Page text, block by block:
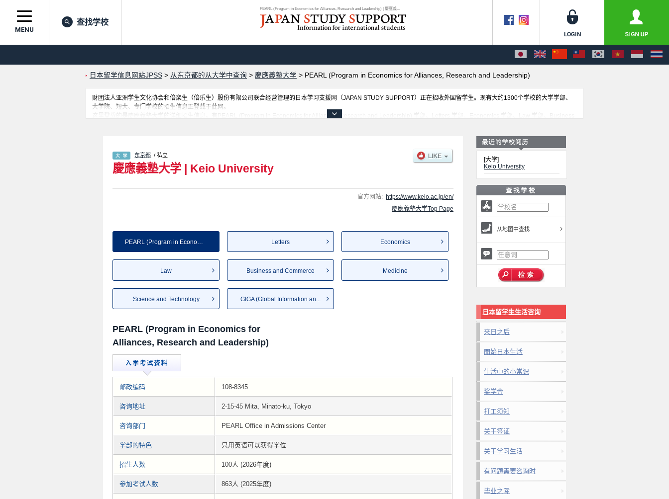
PEARL (Program in Economics for Alliances, Research and Leadership) | 慶應義...
MENU
查找学校
日本留学信息网站JPSS > 从东京都的从大学中查询 > 慶應義塾大学 > PEARL (Program in Economics for Alliances, Research and Leadership)
财团法人亚洲学生文化协会和倍楽生（倍乐生）股份有限公司联合经营管理的日本学习支援网（JAPAN STUDY SUPPORT）正在招收外国留学生。现有大约1300个学校的大学学部、
大学院、短大、专门学校的招生信息正登载于此网。
这里登载的是慶應義塾大学的详细招生信息。有PEARL (Program in Economics for Alliances, Research and Leadership) 学部、Letters 学部、Economics 学部、Law 学部、Business
东京都 / 私立
慶應義塾大学 | Keio University
官方网站: https://www.keio.ac.jp/en/
慶應義塾大学Top Page
PEARL (Program in Economics... Letters Economics
Law Business and Commerce Medicine
Science and Technology GIGA (Global Information an...
PEARL (Program in Economics for
Alliances, Research and Leadership)
邮政编码 108-8345
咨询地址 2-15-45 Mita, Minato-ku, Tokyo
咨询部门 PEARL Office in Admissions Center
学部的特色 只用英语可以获得学位
招生人数 100人 (2026年度)
参加考试人数 863人 (2025年度)
[大学]
Keio University
从地图中查找
日本留学生生活咨询
来日之后
開始日本生活
生活中的小常识
奖学金
打工须知
关于签证
关于学习生活
有问题需要咨询时
毕业之际